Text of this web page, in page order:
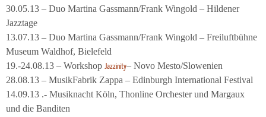
30.05.13 – Duo Martina Gassmann/Frank Wingold – Hildener
Jazztage
13.07.13 – Duo Martina Gassmann/Frank Wingold – Freiluftbühne
Museum Waldhof, Bielefeld
19.-24.08.13 – Workshop Jazzinity– Novo Mesto/Slowenien
28.08.13 – MusikFabrik Zappa – Edinburgh International Festival
14.09.13 .- Musiknacht Köln, Thonline Orchester und Margaux
und die Banditen